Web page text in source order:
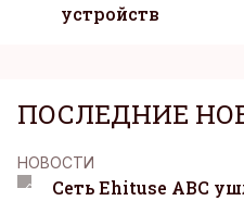
устройств
ПОСЛЕДНИЕ
НОВОСТИ
Сеть Ehituse ABC